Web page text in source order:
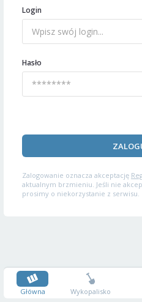
Login
Hasło
Zalogowanie oznacza akceptację
aktualnym brzmieniu. Jeśli nie
prosimy o niekorzystanie z serwisu.
Główna Wykopalisko